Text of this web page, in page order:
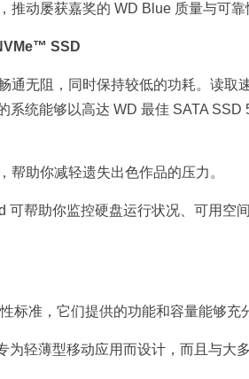
动屡获嘉奖的 WD Blue 质量与可靠
SSD
通无阻，同时保持较低的功耗。读取
系统能够以高达 WD 最佳 SATA SSD
助你减轻遗失出色作品的压力。
可帮助你监控硬盘运行状况、可用空
标准，它们提供的功能和容量能够充
为轻薄型移动应用而设计，而且与大